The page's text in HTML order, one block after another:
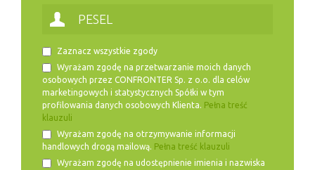
Zaznacz wszystkie zgody
Wyrażam zgodę na przetwarzanie moich danych
osobowych przez CONFRONTER Sp. z o.o. dla celów
marketingowych i statystycznych Spółki w tym
profilowania danych osobowych Klienta. Pełna treść
klauzuli
Wyrażam zgodę na otrzymywanie informacji
handlowych drogą mailową. Pełna treść klauzuli
Wyrażam zgodę na udostępnienie imienia i nazwiska